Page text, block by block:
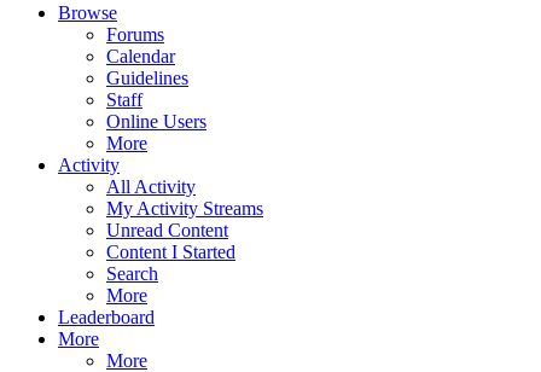
Browse
Forums
Calendar
Guidelines
Staff
Online Users
More
Activity
All Activity
My Activity Streams
Unread Content
Content I Started
Search
More
Leaderboard
More
More